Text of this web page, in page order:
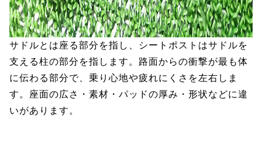
サドルとは座る部分を指し、シートポストはサドルを
支える柱の部分を指します。路面からの衝撃が最も体
に伝わる部分で、乗り心地や疲れにくさを左右しま
す。座面の広さ・素材・パッドの厚み・形状などに違
いがあります。